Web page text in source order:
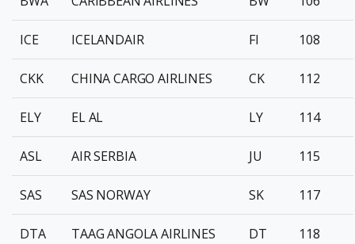
ICE ICELANDAIR FI 108
CKK CHINA CARGO AIRLINES CK 112
ELY EL AL LY 114
ASL AIR SERBIA JU 115
SAS SAS NORWAY SK 117
DTA TAAG ANGOLA AIRLINES DT 118